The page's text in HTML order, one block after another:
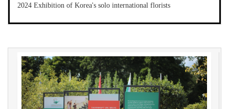
t
2024 Exhibition of Korea's solo international florists